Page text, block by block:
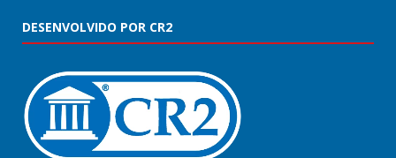
DESENVOLVIDO POR CR2